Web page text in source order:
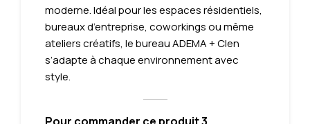
moderne. Idéal pour les espaces résidentiels,
bureaux d’entreprise, coworkings ou même
ateliers créatifs, le bureau ADEMA + Clen
s’adapte à chaque environnement avec
style.
Pour commander ce produit 3